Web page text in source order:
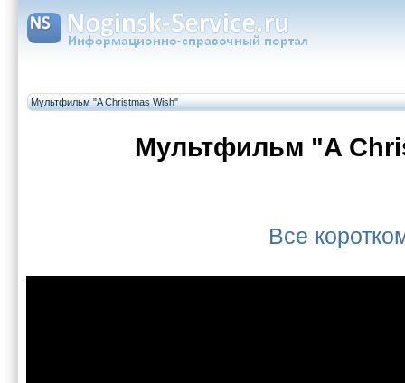
Мультфильм "A Christmas Wish"
Мультфильм "A
Все